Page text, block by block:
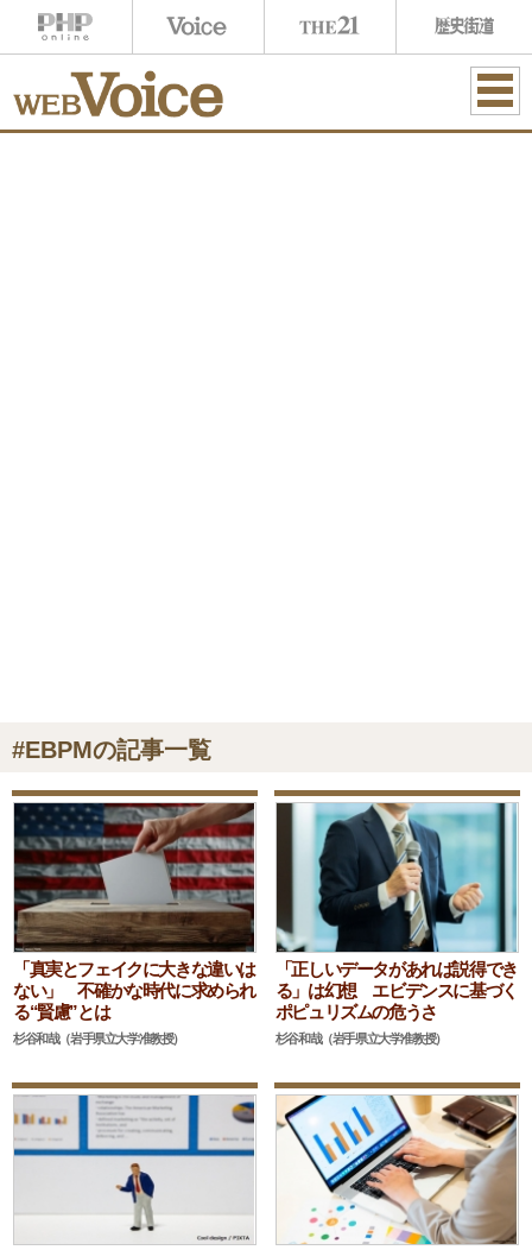
#EBPMの記事一覧
「真実とフェイクに大きな違いは
ない」 不確かな時代に求められ
る“賢慮”とは
杉谷和哉（岩手県立大学准教授）
「正しいデータがあれば説得でき
る」は幻想 エビデンスに基づく
ポピュリズムの危うさ
杉谷和哉（岩手県立大学准教授）